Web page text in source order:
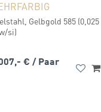
Gelbgold 585 (0,025
si)
€ / Paar